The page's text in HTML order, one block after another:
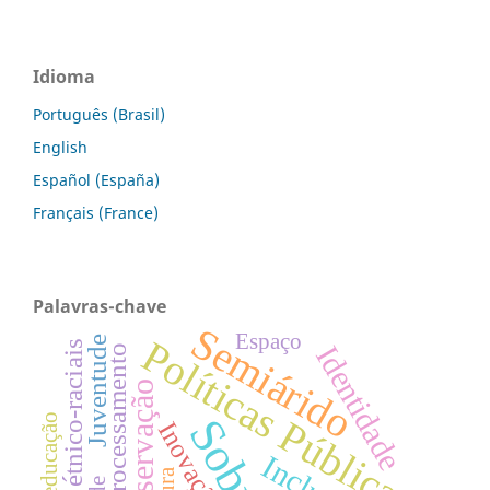
Idioma
Português (Brasil)
English
Español (España)
Français (France)
Palavras-chave
Políticas Públicas
Semiárido
Identidade
Geoprocessamento Inovação
Juventude Espaço